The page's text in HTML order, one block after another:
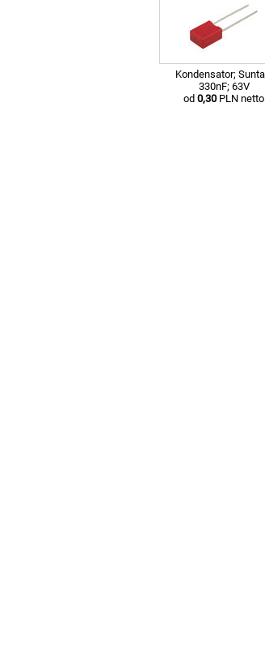
Kondensator;
330nF; 63V
od 0,30 PLN netto